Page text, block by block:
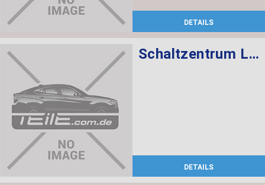
DETAILS
Schaltzentrum Lenksäule
DETAILS